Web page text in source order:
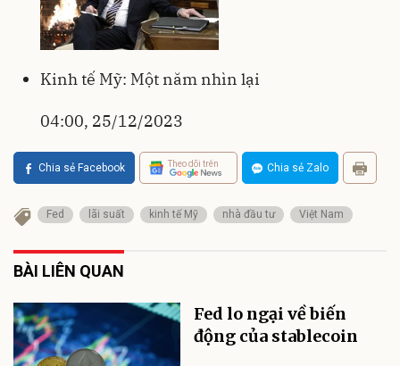
Kinh tế Mỹ: Một năm nhìn lại
04:00, 25/12/2023
Chia sẻ Facebook Theo dõi trên Chia sẻ Zalo
Fed lãi suất kinh tế Mỹ nhà đầu tư Việt Nam
BÀI LIÊN QUAN
Fed lo ngại về biến
động của stablecoin